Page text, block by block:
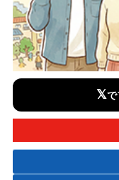
𝕏で